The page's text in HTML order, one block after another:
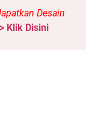
Desain
Klik Disini